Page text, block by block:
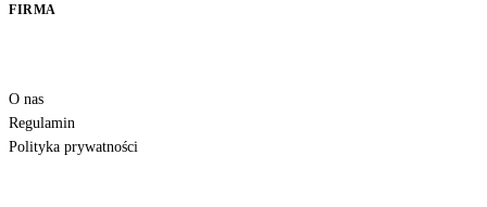
FIRMA
O nas
Regulamin
Polityka prywatności